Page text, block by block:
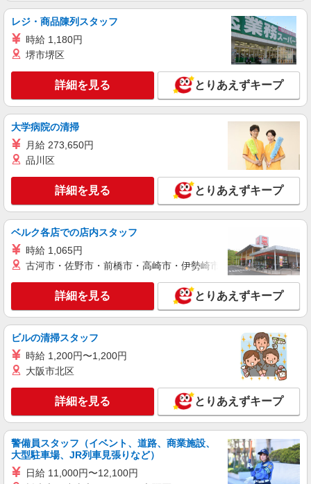
レジ・商品陳列スタッフ
時給 1,180円
堺市堺区
詳細を見る とりあえずキープ
大学病院の清掃
月給 273,650円
品川区
詳細を見る とりあえずキープ
ベルク各店での店内スタッフ
時給 1,065円
古河市・佐野市・前橋市・高崎市・伊勢崎市・太田市・館林市
詳細を見る とりあえずキープ
ビルの清掃スタッフ
時給 1,200円〜1,200円
大阪市北区
詳細を見る とりあえずキープ
警備員スタッフ（イベント、道路、商業施設、
大型駐車場、JR列車見張りなど）
日給 11,000円〜12,100円